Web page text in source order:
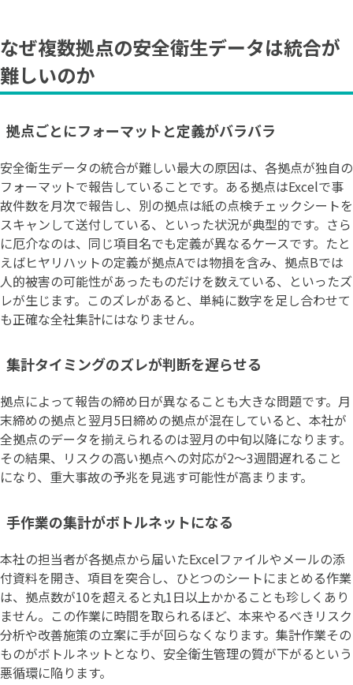
なぜ複数拠点の安全衛生データは統合が
難しいのか
拠点ごとにフォーマットと定義がバラバラ
安全衛生データの統合が難しい最大の原因は、各拠点が独自の
フォーマットで報告していることです。ある拠点はExcelで事
故件数を月次で報告し、別の拠点は紙の点検チェックシートを
スキャンして送付している、といった状況が典型的です。さら
に厄介なのは、同じ項目名でも定義が異なるケースです。たと
えばヒヤリハットの定義が拠点Aでは物損を含み、拠点Bでは
人的被害の可能性があったものだけを数えている、といったズ
レが生じます。このズレがあると、単純に数字を足し合わせて
も正確な全社集計にはなりません。
集計タイミングのズレが判断を遅らせる
拠点によって報告の締め日が異なることも大きな問題です。月
末締めの拠点と翌月5日締めの拠点が混在していると、本社が
全拠点のデータを揃えられるのは翌月の中旬以降になります。
その結果、リスクの高い拠点への対応が2〜3週間遅れること
になり、重大事故の予兆を見逃す可能性が高まります。
手作業の集計がボトルネットになる
本社の担当者が各拠点から届いたExcelファイルやメールの添
付資料を開き、項目を突合し、ひとつのシートにまとめる作業
は、拠点数が10を超えると丸1日以上かかることも珍しくあり
ません。この作業に時間を取られるほど、本来やるべきリスク
分析や改善施策の立案に手が回らなくなります。集計作業その
ものがボトルネットとなり、安全衛生管理の質が下がるという
悪循環に陥ります。